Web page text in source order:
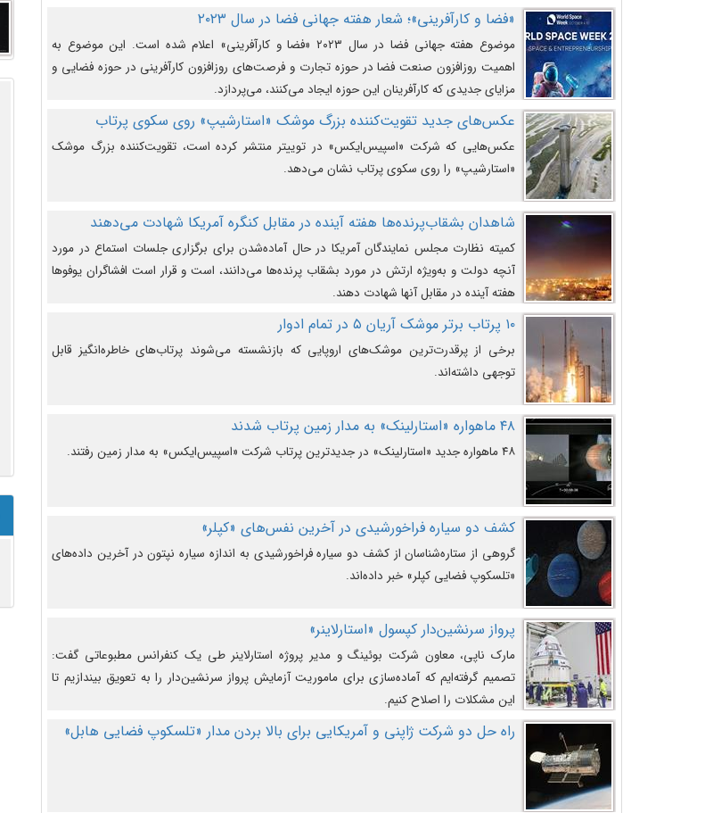
«فضا و کارآفرینی»؛ شعار هفته جهانی فضا در سال ۲۰۲۳
موضوع هفته جهانی فضا در سال ۲۰۲۳ «فضا و کارآفرینی» اعلام شده است. این موضوع به
اهمیت روزافزون صنعت فضا در حوزه تجارت و فرصت‌های روزافزون کارآفرینی در حوزه فضایی و
مزایای جدیدی که کارآفرینان این حوزه ایجاد می‌کنند، می‌پردازد.
عکس‌های جدید تقویت‌کننده بزرگ موشک «استارشیپ» روی سکوی پرتاب
عکس‌هایی که شرکت «اسپیس‌ایکس» در توییتر منتشر کرده است، تقویت‌کننده بزرگ موشک
«استارشیپ» را روی سکوی پرتاب نشان می‌دهد.
شاهدان بشقاب‌پرنده‌ها هفته آینده در مقابل کنگره آمریکا شهادت می‌دهند
کمیته نظارت مجلس نمایندگان آمریکا در حال آماده‌شدن برای برگزاری جلسات استماع در مورد
آنچه دولت و به‌ویژه ارتش در مورد بشقاب پرنده‌ها می‌دانند، است و قرار است افشاگران یوفوها
هفته آینده در مقابل آنها شهادت دهند.
۱۰ پرتاب برتر موشک آریان ۵ در تمام ادوار
برخی از پرقدرت‌ترین موشک‌های اروپایی که بازنشسته می‌شوند پرتاب‌های خاطره‌انگیز قابل
توجهی داشته‌اند.
۴۸ ماهواره «استارلینک» به مدار زمین پرتاب شدند
۴۸ ماهواره جدید «استارلینک» در جدیدترین پرتاب شرکت «اسپیس‌ایکس» به مدار زمین رفتند.
کشف دو سیاره فراخورشیدی در آخرین نفس‌های «کپلر»
گروهی از ستاره‌شناسان از کشف دو سیاره فراخورشیدی به اندازه سیاره نپتون در آخرین داده‌های
«تلسکوپ فضایی کپلر» خبر داده‌اند.
پرواز سرنشین‌دار کپسول «استارلاینر»
مارک ناپی، معاون شرکت بوئینگ و مدیر پروژه استارلاینر طی یک کنفرانس مطبوعاتی گفت:
تصمیم گرفته‌ایم که آماده‌سازی برای ماموریت آزمایش پرواز سرنشین‌دار را به تعویق بیندازیم تا
این مشکلات را اصلاح کنیم.
راه حل دو شرکت ژاپنی و آمریکایی برای بالا بردن مدار «تلسکوپ فضایی هابل»